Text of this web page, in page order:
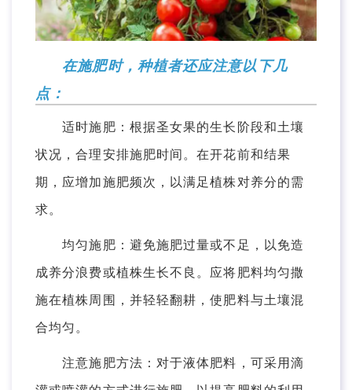
在施肥时，种植者还应注意以下几
点：
适时施肥：根据圣女果的生长阶段和土壤
状况，合理安排施肥时间。在开花前和结果
期，应增加施肥频次，以满足植株对养分的需
求。
均匀施肥：避免施肥过量或不足，以免造
成养分浪费或植株生长不良。应将肥料均匀撒
施在植株周围，并轻轻翻耕，使肥料与土壤混
合均匀。
注意施肥方法：对于液体肥料，可采用滴